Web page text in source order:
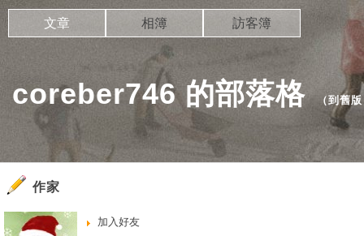
coreber746 的部落格 （到舊版
文章 相簿 訪客簿
作家
加入好友